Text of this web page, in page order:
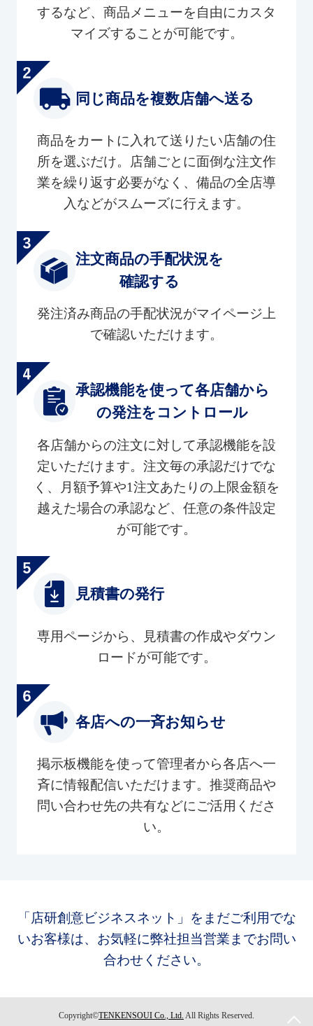
するなど、商品メニューを自由にカスタ
マイズすることが可能です。
同じ商品を複数店舗へ送る
商品をカートに入れて送りたい店舗の住
所を選ぶだけ。店舗ごとに面倒な注文作
業を繰り返す必要がなく、備品の全店導
入などがスムーズに行えます。
注文商品の手配状況を
確認する
発注済み商品の手配状況がマイページ上
で確認いただけます。
承認機能を使って各店舗から
の発注をコントロール
各店舗からの注文に対して承認機能を設
定いただけます。注文毎の承認だけでな
く、月額予算や1注文あたりの上限金額を
越えた場合の承認など、任意の条件設定
が可能です。
見積書の発行
専用ページから、見積書の作成やダウン
ロードが可能です。
各店への一斉お知らせ
掲示板機能を使って管理者から各店へ一
斉に情報配信いただけます。推奨商品や
問い合わせ先の共有などにご活用くださ
い。
「店研創意ビジネスネット」をまだご利用でな
いお客様は、お気軽に弊社担当営業までお問い
合わせください。
Copyright©TENKENSOUI Co., Ltd. All Rights Reserved.